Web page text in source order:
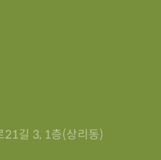
21길 3, 1층(상리동)